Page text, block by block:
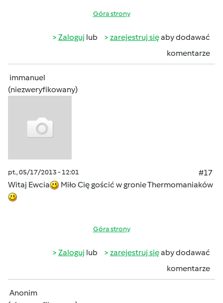
Góra strony
Zaloguj lub zarejestruj sięaby dodawać
komentarze
immanuel
(niezweryfikowany)
pt., 05/17/2013 - 12:01
#17
Witaj Ewcia
Miło Cię gościć w gronie Thermomaniaków
Góra strony
Zaloguj lub zarejestruj sięaby dodawać
komentarze
Anonim